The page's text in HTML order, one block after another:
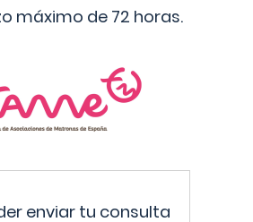
máximo de 72 horas.
enviar tu consulta